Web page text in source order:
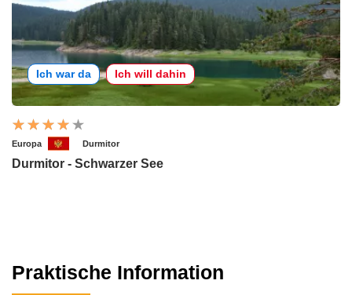
Ich war da Ich will dahin
Europa Durmitor
Durmitor - Schwarzer See
Praktische Information